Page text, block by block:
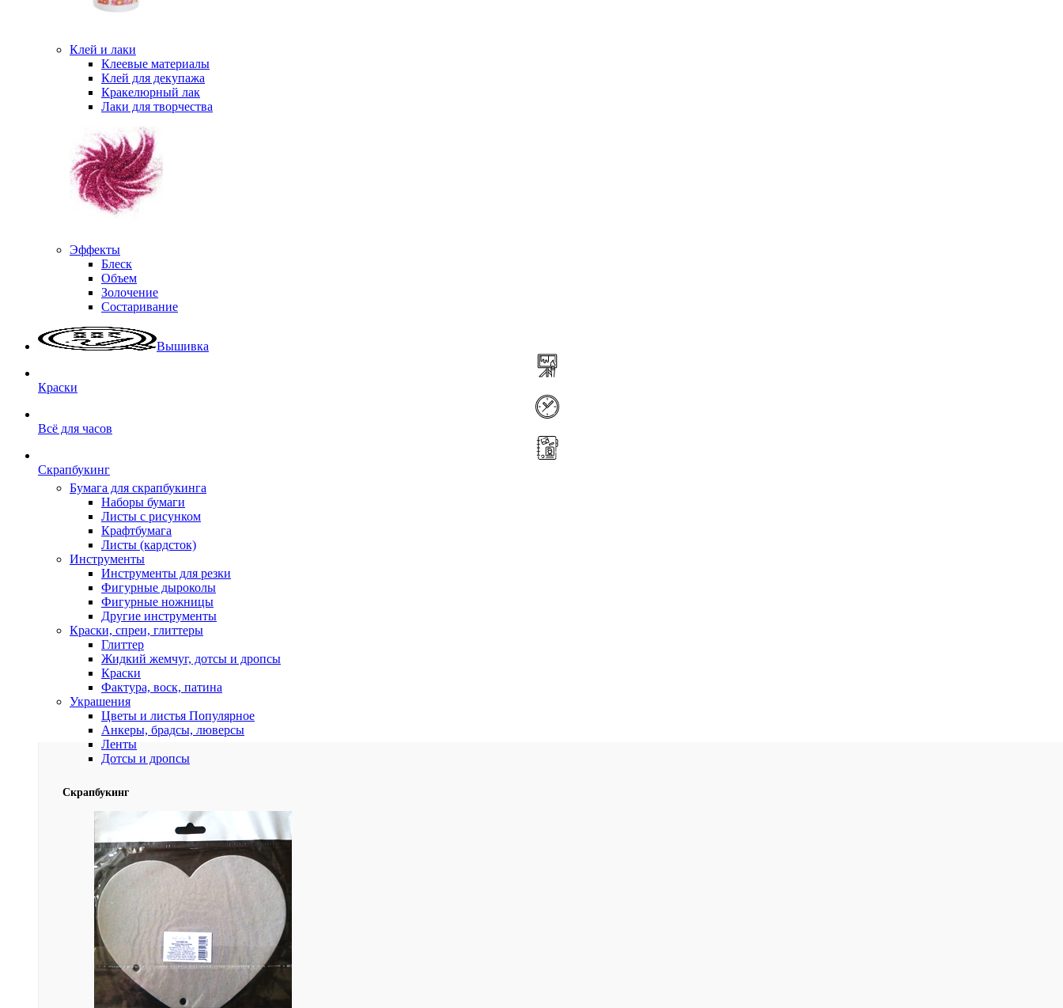
Клей и лаки
Клеевые материалы
Клей для декупажа
Кракелюрный лак
Лаки для творчества
Эффекты
Блеск
Объем
Золочение
Состаривание
Вышивка
Краски
Всё для часов
Скрапбукинг
Бумага для скрапбукинга
Наборы бумаги
Листы с рисунком
Крафтбумага
Листы (кардсток)
Инструменты
Инструменты для резки
Фигурные дыроколы
Фигурные ножницы
Другие инструменты
Краски, спреи, глиттеры
Глиттер
Жидкий жемчуг, дотсы и дропсы
Краски
Фактура, воск, патина
Украшения
Цветы и листья Популярное
Анкеры, брадсы, люверсы
Ленты
Дотсы и дропсы
Скрапбукинг